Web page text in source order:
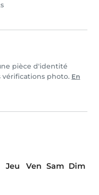
pièce d'identité
photo. En
Jeu Ven Sam Dim